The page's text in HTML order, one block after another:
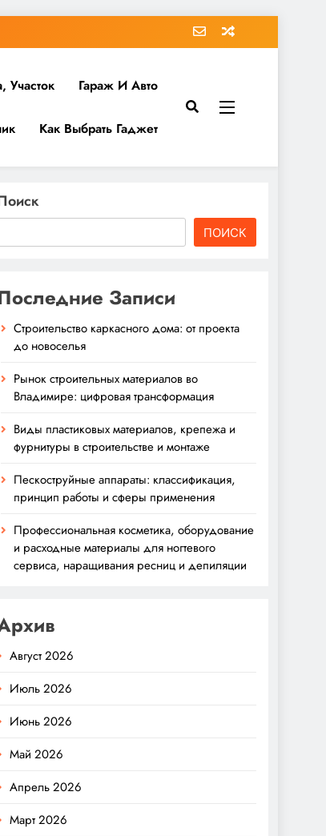
Участок Гараж И Авто
Как Выбрать Гаджет
ПОИСК
Записи
Строительство каркасного дома: от проекта
до новоселья
Рынок строительных материалов во
Владимире: цифровая трансформация
Виды пластиковых материалов, крепежа и
фурнитуры в строительстве и монтаже
Пескоструйные аппараты: классификация,
принцип работы и сферы применения
Профессиональная косметика, оборудование
и расходные материалы для ногтевого
сервиса, наращивания ресниц и депиляции
Август 2026
Июль 2026
Июнь 2026
Май 2026
Апрель 2026
Март 2026